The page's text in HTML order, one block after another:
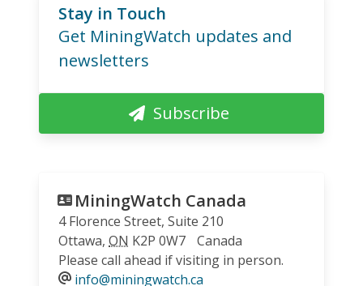
Stay in Touch
Get MiningWatch updates and
newsletters
Subscribe
MiningWatch Canada
4 Florence Street, Suite 210
Ottawa, ON K2P 0W7
Canada
Please call ahead if visiting in person.
info@miningwatch.ca